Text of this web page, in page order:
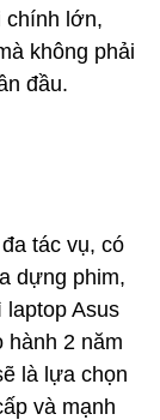
chính lớn,
không phải
đầu.
tác vụ, có
dựng phim,
Asus
hành 2 năm
là lựa chọn
và mạnh